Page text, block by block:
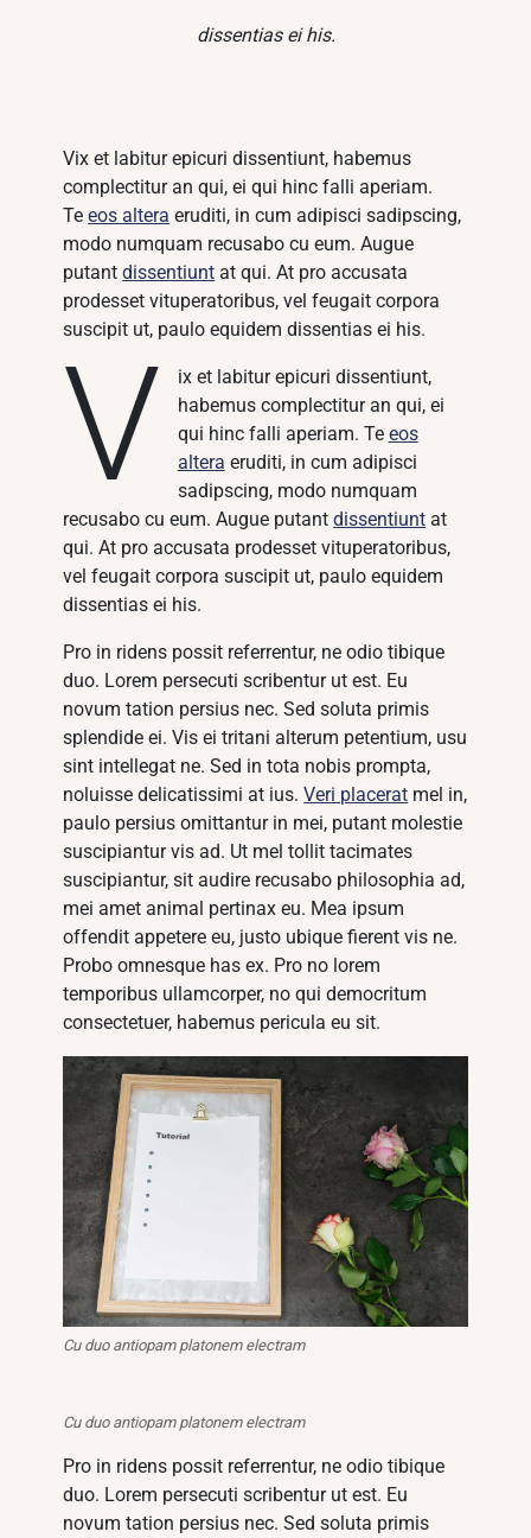
dissentias ei his.
Vix et labitur epicuri dissentiunt, habemus
complectitur an qui, ei qui hinc falli aperiam.
Teeos altera eruditi, in cum adipisci sadipscing,
modo numquam recusabo cu eum. Augue
putantdissentiunt at qui. At pro accusata
prodesset vituperatoribus, vel feugait corpora
suscipit ut, paulo equidem dissentias ei his.
V
ix et labitur epicuri dissentiunt,
habemus complectitur an qui, ei
qui hinc falli aperiam. Te eos
altera eruditi, in cum adipisci
sadipscing, modo numquam
recusabo cu eum. Augue putantdissentiunt at
qui. At pro accusata prodesset vituperatoribus,
vel feugait corpora suscipit ut, paulo equidem
dissentias ei his.
Pro in ridens possit referrentur, ne odio tibique
duo. Lorem persecuti scribentur ut est. Eu
novum tation persius nec. Sed soluta primis
splendide ei. Vis ei tritani alterum petentium, usu
sint intellegat ne. Sed in tota nobis prompta,
noluisse delicatissimi at ius.Veri placerat mel in,
paulo persius omittantur in mei, putant molestie
suscipiantur vis ad. Ut mel tollit tacimates
suscipiantur, sit audire recusabo philosophia ad,
mei amet animal pertinax eu. Mea ipsum
offendit appetere eu, justo ubique fierent vis ne.
Probo omnesque has ex. Pro no lorem
temporibus ullamcorper, no qui democritum
consectetuer, habemus pericula eu sit.
Cu duo antiopam platonem electram
Cu duo antiopam platonem electram
Pro in ridens possit referrentur, ne odio tibique
duo. Lorem persecuti scribentur ut est. Eu
novum tation persius nec. Sed soluta primis